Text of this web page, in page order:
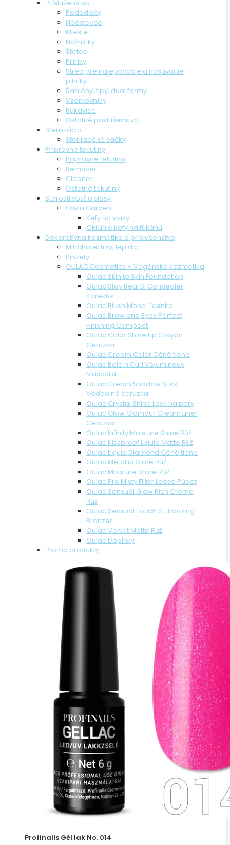
Príslušenstvo
Pododisky
Nadstavce
Kliešte
Nožničky
Štetce
Pilníky
Stred pre nalepovacie a nasúvacie
pilníky
Šablóny, tipy, dual formy
Vzorkovníky
Rukavice
Ostatné príslušenstvo
Sterilizácia
Sterilizačné sáčky
Prípravne tekutiny
Prípravné tekutiny
Remover
Cleaner
Ostatné tekutiny
Starostlivosť o vlasy
Olivia Garden
Kefy na vlasy
Okrúhle kefy na fúkanú
Dekoratívna kozmetika a príslušenstvo
Mihálnice, trsy, lepidlo
Pinzety
OULAC Cosmetics – Vegánska kozmetika
Oulac Skin to Skin Foundation
Oulac Stay Real S. Concealer
Korektor
Oulac Blush Mono Lícenka
Oulac Brow and Eyes Perfect
Finishing Compact
Oulac Color Shine Lip Crayon
Ceruzka
Oulac Cream Color Očné tiene
Oulac Bold n Curl Voluminous
Mascara
Oulac Cream Shadow Stick
Vodoolná ceruzka
Oulac Crystal Shine Lesk na pery
Oulac Glow Glamour Cream Liner
Ceruzka
Oulac Infinity Moisture Shine Rúž
Oulac Kissproof Liquid Matte Rúž
Oulac Liquid Diamond Očné tiene
Oulac Metallic Shine Rúž
Oulac Moisture Shine Rúž
Oulac Pro Misty Filter Loose Púder
Oulac Sensual Glow Rich Creme
Rúž
Oulac Sensual Touch S. Bronzing
Bronzer
Oulac Velvet Matte Rúž
Oulac Doplnky
Promo produkty
Profinails Gél lak No. 014